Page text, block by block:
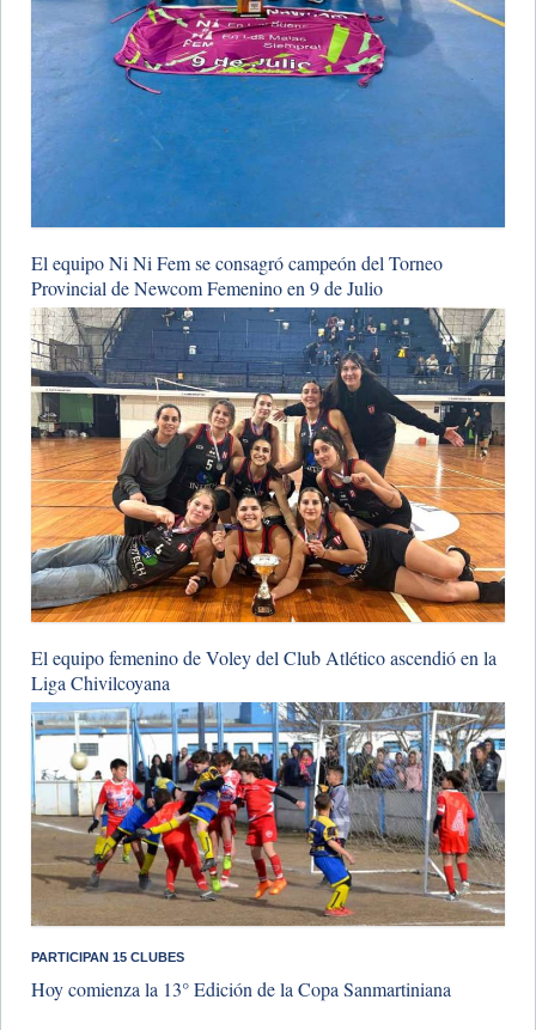
El equipo Ni Ni Fem se consagró campeón del Torneo
Provincial de Newcom Femenino en 9 de Julio
El equipo femenino de Voley del Club Atlético ascendió en la
Liga Chivilcoyana
PARTICIPAN 15 CLUBES
Hoy comienza la 13° Edición de la Copa Sanmartiniana